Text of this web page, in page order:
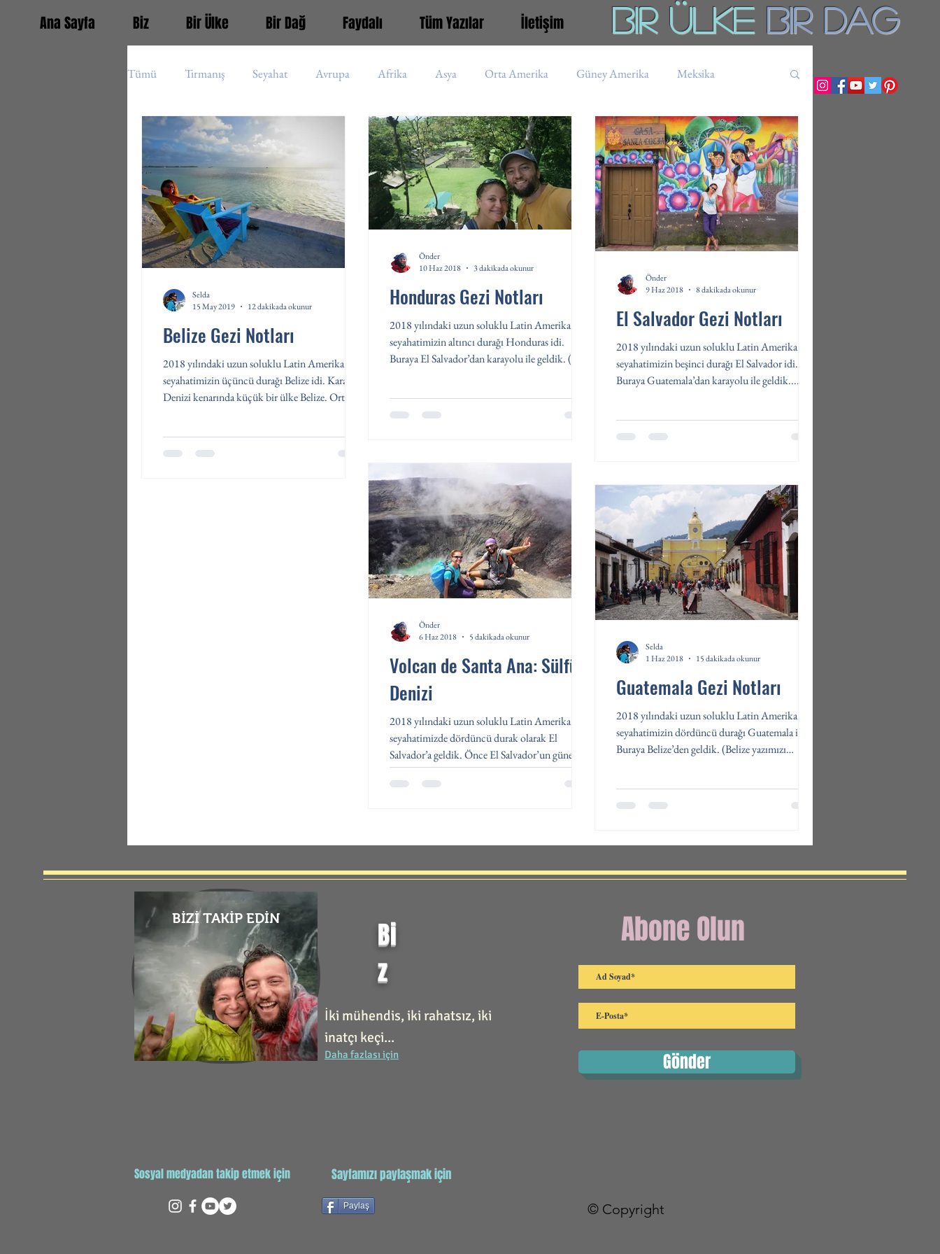
Bir ÜLKEBiR DAg
Ana Sayfa Biz Bir Ülke Bir Dağ Faydalı Tüm Yazılar İletişim
Tümü Tırmanış Seyahat Avrupa Afrika Asya Orta Amerika Güney Amerika Meksika
Guatemala Fransa Aladağlar Kaçkar Rusya Nepal İran Küba Tanzanya
Orta Amerika (s) Avrupa (s) Afrika (s) Güney Amerika (s) Peru Ekvador Bolivya
Panama Belize
Belize Gezi Notları
2018 yılındaki uzun soluklu Latin Amerika
seyahatimizin üçüncü durağı Belize idi. Karayip
Denizi kenarında küçük bir ülke Belize. Orta...
Selda
15 May 2019
12 dakikada okunur Honduras Gezi Notları
2018 yılındaki uzun soluklu Latin Amerika
seyahatimizin altıncı durağı Honduras idi.
Buraya El Salvador’dan karayolu ile geldik. (El...
Önder
10 Haz 2018
3 dakikada okunur
El Salvador Gezi Notları
2018 yılındaki uzun soluklu Latin Amerika
seyahatimizin beşinci durağı El Salvador idi.
Buraya Guatemala’dan karayolu ile geldik....
Önder
9 Haz 2018
8 dakikada okunur
Volcan de Santa Ana: Sülfür
Denizi
2018 yılındaki uzun soluklu Latin Amerika
seyahatimizde dördüncü durak olarak El
Salvador’a geldik. Önce El Salvador’un güney
Pasifik...
Önder
6 Haz 2018
5 dakikada okunur
Guatemala Gezi Notları
2018 yılındaki uzun soluklu Latin Amerika
seyahatimizin dördüncü durağı Guatemala idi.
Buraya Belize’den geldik. (Belize yazımızı
Selda
1 Haz 2018
15 dakikada okunur
BİZİ TAKİP EDİN
Bi
z
İki mühendis, iki rahatsız, iki
inatçı keçi...
Daha fazlası için
Sosyal medyadan takip etmek için Sayfamızı paylaşmak için
Paylaş
Abone Olun
Gönder
© Copyright